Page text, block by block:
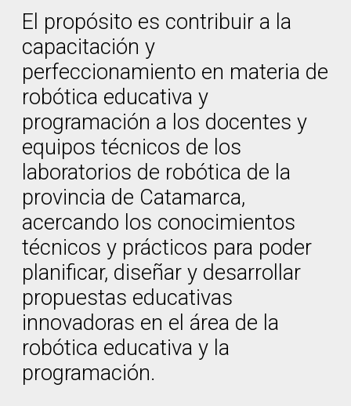
El propósito es contribuir a la
capacitación y
perfeccionamiento en materia de
robótica educativa y
programación a los docentes y
equipos técnicos de los
laboratorios de robótica de la
provincia de Catamarca,
acercando los conocimientos
técnicos y prácticos para poder
planificar, diseñar y desarrollar
propuestas educativas
innovadoras en el área de la
robótica educativa y la
programación.